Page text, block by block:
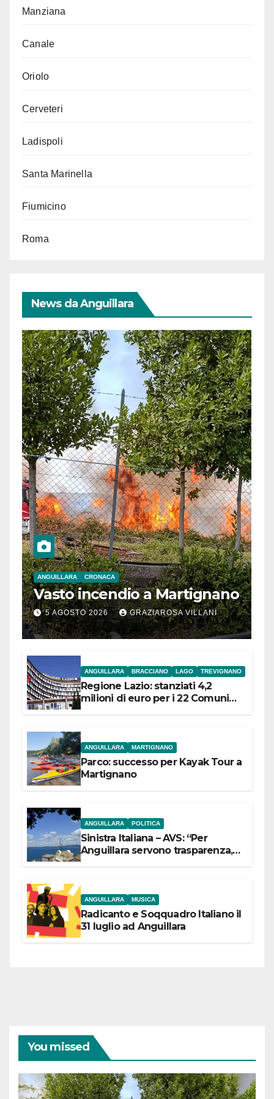
Manziana
Canale
Oriolo
Cerveteri
Ladispoli
Santa Marinella
Fiumicino
Roma
News da Anguillara
ANGUILLARA CRONACA
Vasto incendio a Martignano
5 AGOSTO 2026 GRAZIAROSA VILLANI
ANGUILLARA BRACCIANO LAGO TREVIGNANO
Regione Lazio: stanziati 4,2
milioni di euro per i 22 Comuni
ANGUILLARA MARTIGNANO
Parco: successo per Kayak Tour a
Martignano
ANGUILLARA POLITICA
Sinistra Italiana – AVS: “Per
Anguillara servono trasparenza,
ANGUILLARA MUSICA
Radicanto e Soqquadro Italiano il
31 luglio ad Anguillara
You missed